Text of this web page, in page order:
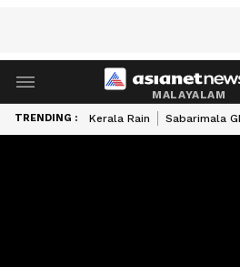
MALAYALAM
TRENDING : Kerala Rain Sabarimala